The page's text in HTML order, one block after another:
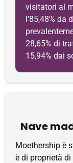
visitatori al
l'85,48% da
28,65% di
15,94% dai
Nave
Moethership è
è di proprietà